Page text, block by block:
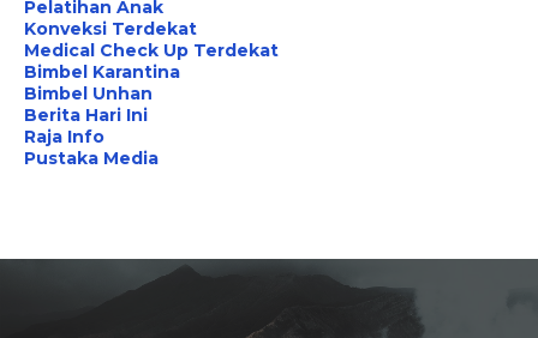
Pelatihan Anak
Konveksi Terdekat
Medical Check Up Terdekat
Bimbel Karantina
Bimbel Unhan
Berita Hari Ini
Raja Info
Pustaka Media